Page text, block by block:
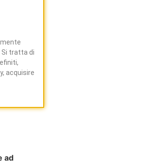
Si tratta di
acquisire
ad